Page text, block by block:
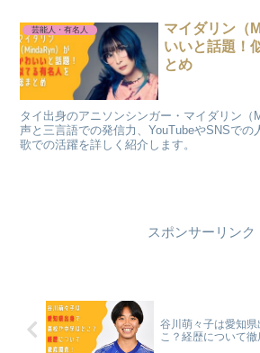
芸能人・有名人
マイダリン（
いいと話題！
とめ
タイ出身のアニソンシンガー・マイダリン（
声と三言語での発信力、YouTubeやSNSでの
歌での活躍を詳しく紹介します。
スポンサーリンク
谷川萌々子は愛知
こ？経歴について徹